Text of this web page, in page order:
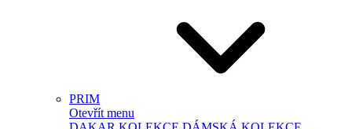
PRIM
Otevřít menu